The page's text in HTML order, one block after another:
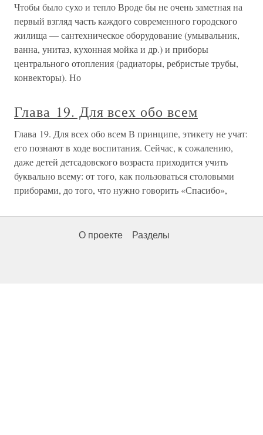
Чтобы было сухо и тепло Вроде бы не очень заметная на
первый взгляд часть каждого современного городского
жилища — сантехническое оборудование (умывальник,
ванна, унитаз, кухонная мойка и др.) и приборы
центрального отопления (радиаторы, ребристые трубы,
конвекторы). Но
Глава 19. Для всех обо всем
Глава 19. Для всех обо всем В принципе, этикету не учат:
его познают в ходе воспитания. Сейчас, к сожалению,
даже детей детсадовского возраста приходится учить
буквально всему: от того, как пользоваться столовыми
приборами, до того, что нужно говорить «Спасибо»,
О проекте Разделы